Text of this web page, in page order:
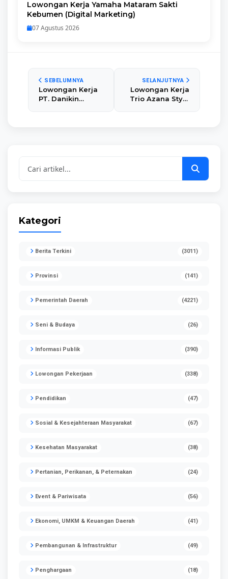
Lowongan Kerja Yamaha Mataram Sakti
Kebumen (Digital Marketing)
07 Agustus 2026
SEBELUMNYA
Lowongan Kerja
PT. Danikin
SELANJUTNYA
Lowongan Kerja
Trio Azana Style
Kategori
Berita Terkini (3011)
Provinsi (141)
Pemerintah Daerah (4221)
Seni & Budaya (26)
Informasi Publik (390)
Lowongan Pekerjaan (338)
Pendidikan (47)
Sosial & Kesejahteraan Masyarakat (67)
Kesehatan Masyarakat (38)
Pertanian, Perikanan, & Peternakan (24)
Event & Pariwisata (56)
Ekonomi, UMKM & Keuangan Daerah (41)
Pembangunan & Infrastruktur (49)
Penghargaan (18)